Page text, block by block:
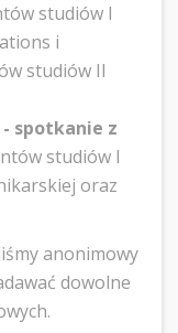
studiów I
i
studiów II
- spotkanie z
studiów I
oraz
anonimowy
dowolne